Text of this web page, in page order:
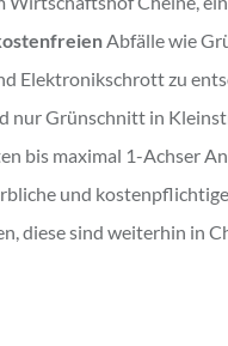
Abfälle wie
Elektronikschrott zu
nur Grünschnitt in
bis maximal 1-Achser
und
diese sind weiterhin in